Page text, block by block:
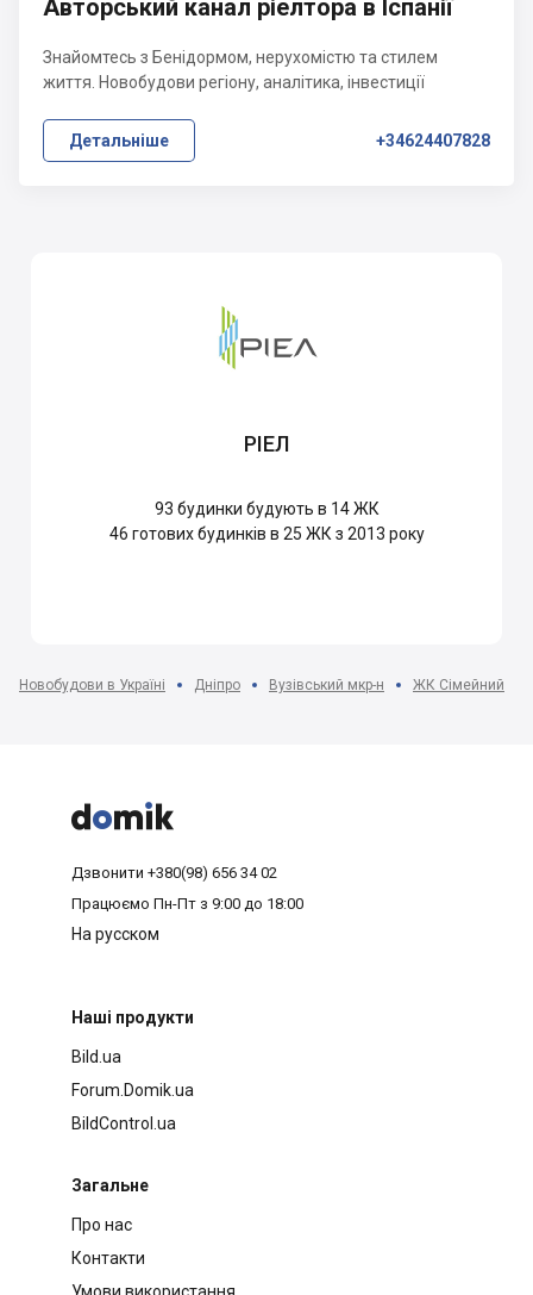
Авторський канал ріелтора в Іспанії
Знайомтесь з Бенідормом, нерухомістю та стилем
життя. Новобудови регіону, аналітика, інвестиції
Детальніше +34624407828
РІЕЛ
93 будинки будують в 14 ЖК
46 готових будинків в 25 ЖК з 2013 року
Новобудови в Україні Дніпро Вузівський мкр-н ЖК Сімейний



Дзвонити +380(98) 656 34 02
Працюємо Пн-Пт з 9:00 до 18:00
На русском
Наші продукти
Bild.ua
Forum.Domik.ua
BildControl.ua
Загальне
Про нас
Контакти